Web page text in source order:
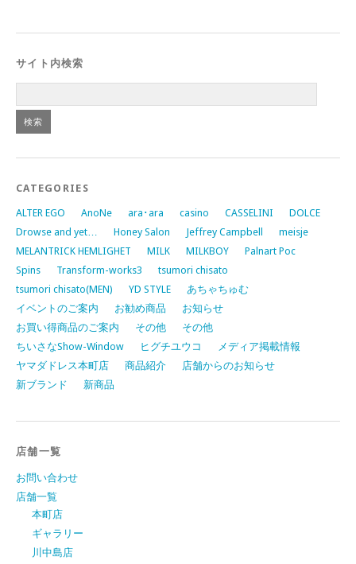
サイト内検索
CATEGORIES
ALTER EGO AnoNe ara･ara casino CASSELINI
DOLCE
Drowse and yet…
Honey Salon Jeffrey Campbell
meisje
MELANTRICK HEMLIGHET
MILK MILKBOY
Palnart Poc
Spins
Transform-works3
tsumori chisato
tsumori chisato(MEN)
YD STYLE
あちゃちゅむ
イベントのご案内
お勧め商品
お知らせ
お買い得商品のご案内
その他
その他
ちいさなShow-Window
ヒグチユウコ
メディア掲載情報
ヤマダドレス本町店
商品紹介
店舗からのお知らせ
新ブランド
新商品
店舗一覧
お問い合わせ
店舗一覧
本町店
ギャラリー
川中島店